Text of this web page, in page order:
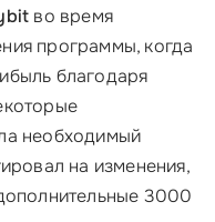
во время
программы, когда
благодаря
необходимый
на изменения,
3000